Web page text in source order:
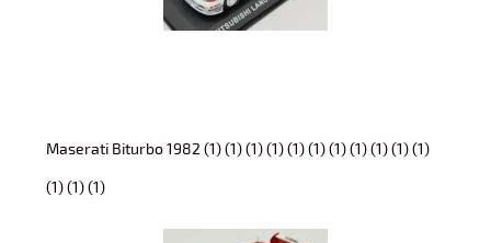
Maserati Biturbo 1982 (1) (1) (1) (1) (1) (1) (1) (1) (1) (1) (1)
(1) (1) (1)